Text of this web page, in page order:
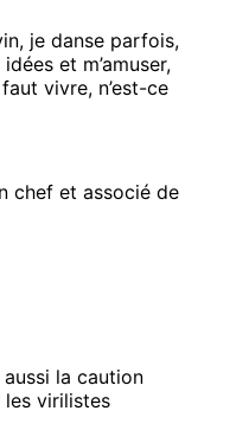
je danse parfois,
et m’amuser,
vivre, n’est-ce
chef et associé de
la caution
les virilistes